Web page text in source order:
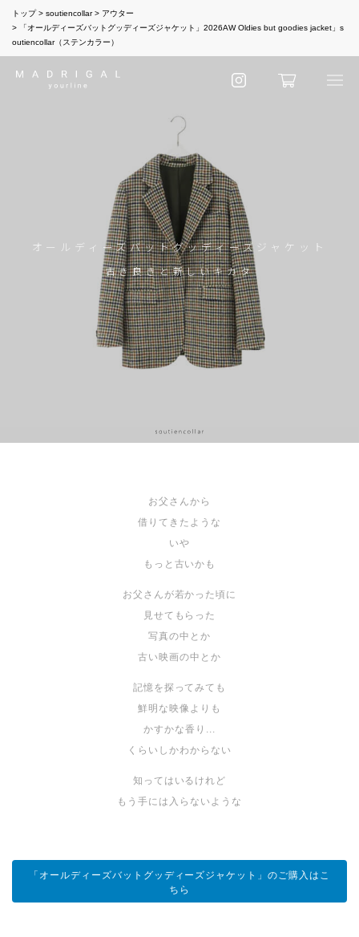
トップ soutiencollar
アウター
「オールディーズバットグッディーズジャケット」2026AW Oldies but goodies jacket」s
outiencollar（ステンカラー）
オールディーズバットグッディーズジャケット
古き良きと新しいキカタ
お父さんから
借りてきたような
いや
もっと古いかも
お父さんが若かった頃に
見せてもらった
写真の中とか
古い映画の中とか
記憶を探ってみても
鮮明な映像よりも
かすかな香り...
くらいしかわからない
知ってはいるけれど
もう手には入らないような
「オールディーズバットグッディーズジャケット」のご購入はこ
ちら